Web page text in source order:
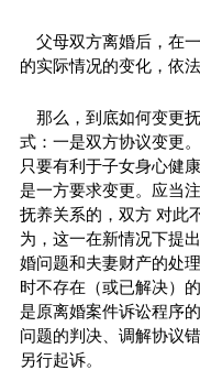
父母双方离婚后，在
的实际情况的变化，依法
那么，到底如何变更
式：一是双方协议变更
只要有利于子女身心健
是一方要求变更。应当
抚养关系的，双方 对此
为，这一在新情况下提
婚问题和夫妻财产的处
时不存在（或已解决）
是原离婚案件诉讼程序
问题的判决、调解协议
另行起诉。